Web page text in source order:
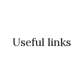
Useful links